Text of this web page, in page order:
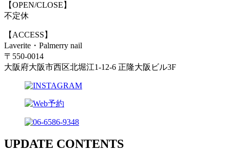
【OPEN/CLOSE】
不定休
【ACCESS】
Laverite・Palmerry nail
〒550-0014
大阪府大阪市西区北堀江1-12-6 正隆大阪ビル3F
UPDATE CONTENTS